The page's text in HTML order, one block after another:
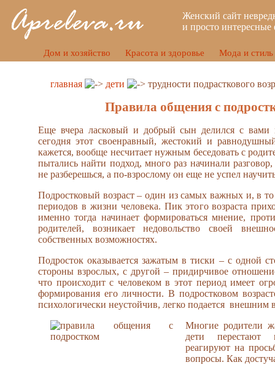
Женский сайт
и просто
Дом и хозяйство Красота и здоровье Мода и стиль
главная дети трудности подрасткового
Правила общения с
Еще вчера ласковый и добрый сын делился с вами
сегодня этот своенравный, жестокий и
кажется, вообще несчитает нужным беседовать с
пытались найти подход, много раз начинали
не разберешься, а по-взрослому он еще не успел
Подростковый возраст – один из самых важных и, в
периодов в жизни человека. Пик этого возраста
именно тогда начинает формироваться мнение,
родителей, возникает недовольство своей
собственных возможностях.
Подросток оказывается зажатым в тиски – с одной
стороны взрослых, с другой – придирчивое
что происходит с человеком в этот период имеет
формирования его личности. В подростковом
психологически неустойчив, легко подается внешним
Многие родители
дети
реагируют на
вопросы. Как